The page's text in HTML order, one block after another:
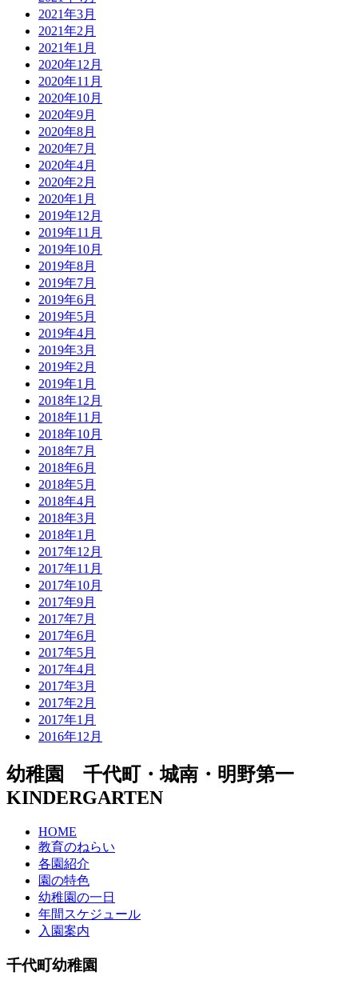
2021年3月
2021年2月
2021年1月
2020年12月
2020年11月
2020年10月
2020年9月
2020年8月
2020年7月
2020年4月
2020年2月
2020年1月
2019年12月
2019年11月
2019年10月
2019年8月
2019年7月
2019年6月
2019年5月
2019年4月
2019年3月
2019年2月
2019年1月
2018年12月
2018年11月
2018年10月
2018年7月
2018年6月
2018年5月
2018年4月
2018年3月
2018年1月
2017年12月
2017年11月
2017年10月
2017年9月
2017年7月
2017年6月
2017年5月
2017年4月
2017年3月
2017年2月
2017年1月
2016年12月
幼稚園 千代町・城南・明野第一
KINDERGARTEN
HOME
教育のねらい
各園紹介
園の特色
幼稚園の一日
年間スケジュール
入園案内
千代町幼稚園